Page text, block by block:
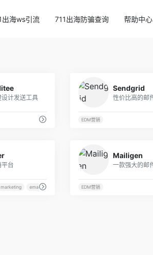
出海ws引流 711出海防骗查询 帮助中心
设计发送工具
Sendgrid
EDM营销
平台
email newsletters free email marketing
Mailigen
EDM营销